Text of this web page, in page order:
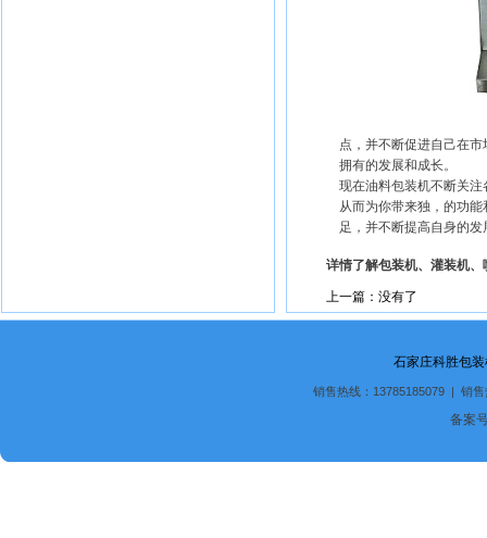
点，并不断促进自己在
拥有的发展和成长。
现在油料包装机不断关
从而为你带来独，的功
足，并不断提高自身的
详情了解包装机、灌装机
上一篇：没有了
石家庄科胜包
销售热线：13785185079 | 销
备案